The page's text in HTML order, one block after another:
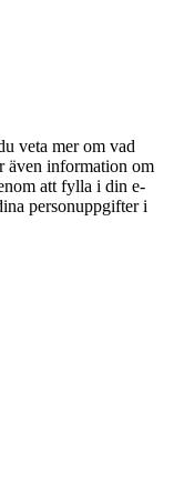
veta mer om vad
även information om
att fylla i din e-
personuppgifter i